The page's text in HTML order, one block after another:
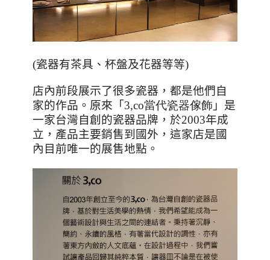
(瓷器有茶具、杯盤及花器等等)
店內前段展示了很多瓷器，都是他們自
家的作品。原來「 3,co當代瓷器傢飾 」是
一家台灣自創的瓷器品牌，於2003年成
立，產品主要銷售到國外，這家店是國
內目前唯一的展售地點。